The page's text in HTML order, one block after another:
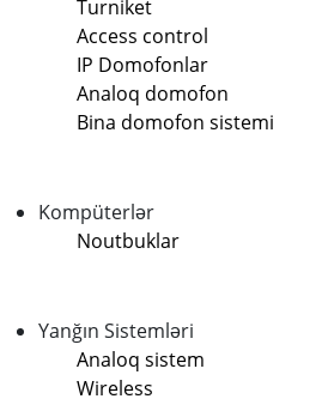
Turniket
Access control
IP Domofonlar
Analoq domofon
Bina domofon sistemi
Kompüterlər
Noutbuklar
Yanğın Sistemləri
Analoq sistem
Wireless